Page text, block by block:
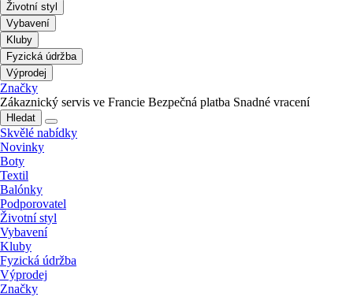
Životní styl
Vybavení
Kluby
Fyzická údržba
Výprodej
Značky
Zákaznický servis ve Francie Bezpečná platba Snadné vracení
Hledat
Skvělé nabídky
Novinky
Boty
Textil
Balónky
Podporovatel
Životní styl
Vybavení
Kluby
Fyzická údržba
Výprodej
Značky